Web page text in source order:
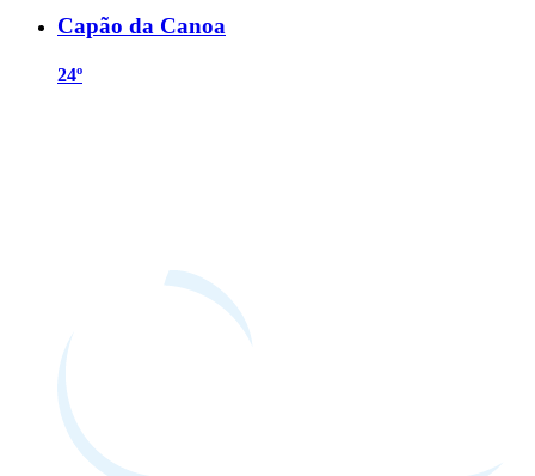
Capão da Canoa
24º